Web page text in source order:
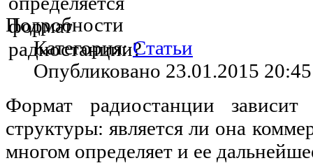
Подробности
Категория:Статьи
Опубликовано 23.01.2015 20:45
Формат радиостанции
структуры: является ли она
многом определяет и ее